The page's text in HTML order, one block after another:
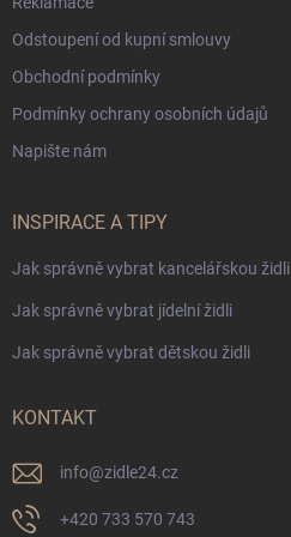
Odstoupení od kupní smlouvy
Obchodní podmínky
Podmínky ochrany osobních údajů
Napište nám
INSPIRACE A TIPY
Jak správně vybrat kancelářskou židli
Jak správně vybrat jídelní židli
Jak správně vybrat dětskou židli
KONTAKT
info@zidle24.cz
+420 733 570 743